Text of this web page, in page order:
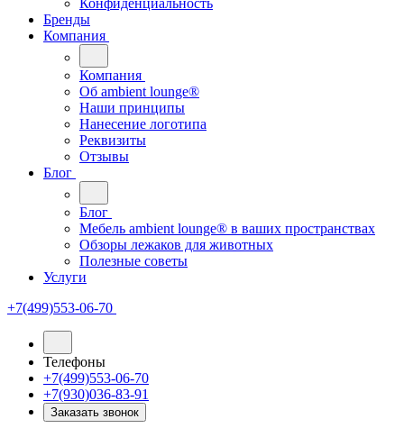
Конфиденциальность
Бренды
Компания
Компания
Oб ambient lounge®
Наши принципы
Нанесение логотипа
Реквизиты
Отзывы
Блог
Блог
Мебель ambient lounge® в ваших пространствах
Обзоры лежаков для животных
Полезные советы
Услуги
+7(499)553-06-70
Телефоны
+7(499)553-06-70
+7(930)036-83-91
Заказать звонок